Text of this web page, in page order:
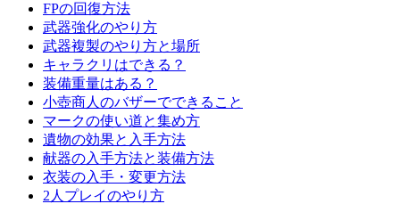
FPの回復方法
武器強化のやり方
武器複製のやり方と場所
キャラクリはできる？
装備重量はある？
小壺商人のバザーでできること
マークの使い道と集め方
遺物の効果と入手方法
献器の入手方法と装備方法
衣装の入手・変更方法
2人プレイのやり方